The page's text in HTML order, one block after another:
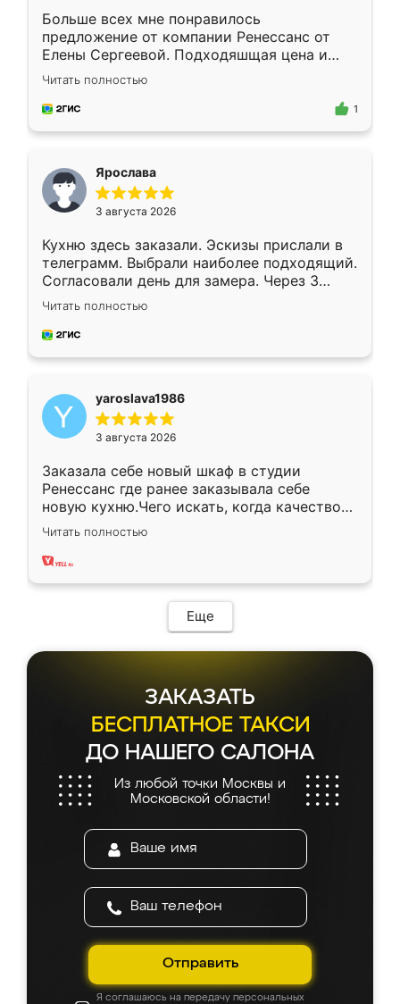
Больше всех мне понравилось
предложение от компании Ренессанс от
Елены Сергеевой. Подходяшщая цена и
короткие сроки изготовления. Приехавший
для замера сотрудник Владислав
предложил по моему эскизу самый
Читать полностью
1
Ярослава
3 августа 2026
Кухню здесь заказали. Эскизы прислали в
телеграмм. Выбрали наиболее подходящий.
Согласовали день для замера. Через 3
недели кухня была уже готова. Остались
довольны работой. Спасибо Ренессанс
мебель за качественную работу!
Читать полностью
yaroslava1986
3 августа 2026
Заказала себе новый шкаф в студии
Ренессанс где ранее заказывала себе
новую кухню.Чего искать, когда качеством
вполне довольна. Служит кухня уже почти
два года, нареканий нет.
Читать полностью
Еще
ЗАКАЗАТЬ
БЕСПЛАТНОЕ ТАКСИ
ДО НАШЕГО САЛОНА
Из любой точки Москвы и
Московской области!
Отправить
Я соглашаюсь на передачу персональных